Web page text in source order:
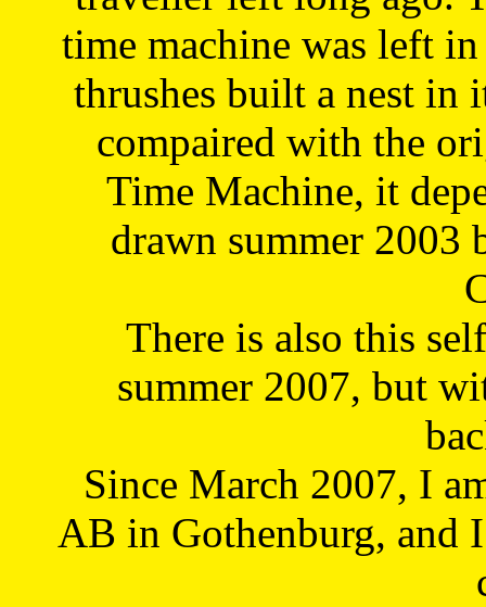
time machine was left
thrushes built a nest in
compaired with the
Time Machine, it
drawn summer 2003
There is also this
summer 2007, but
Since March 2007, I
AB in Gothenburg, and